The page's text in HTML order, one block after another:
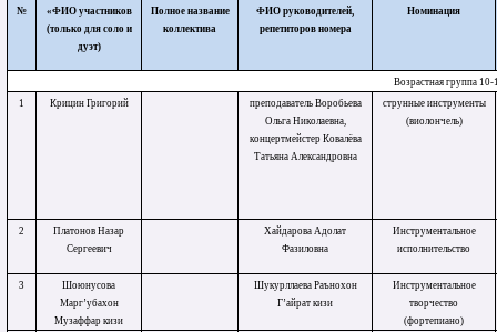
№
«ФИО участников
(только для соло и
дуэт)
Полное название
коллектива
ФИО руководителей,
репетиторов номера
Номинация
Возрастная группа 10-
1
Крицин Григорий
преподаватель Воробьева
Ольга Николаевна,
концертмейстер Ковалёва
Татьяна Александровна
струнные инструменты
(виолончель)
2
Платонов Назар
Сергеевич
Хайдарова Адолат
Фазиловна
Инструментальное
исполнительство
3
Шоюнусова
Марг’убахон
Музаффар кизи
Шукурллаева Раънохон
Г’айрат кизи
Инструментальное
творчество
(фортепиано)